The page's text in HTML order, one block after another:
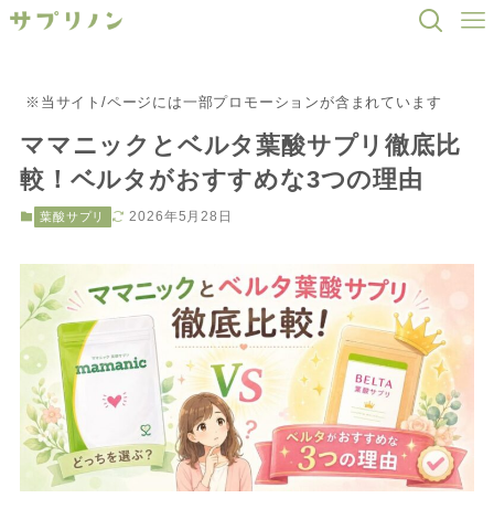
※当サイト/ページには一部プロモーションが含まれています
ママニックとベルタ葉酸サプリ徹底比
較！ベルタがおすすめな3つの理由
葉酸サプリ 2026年5月28日